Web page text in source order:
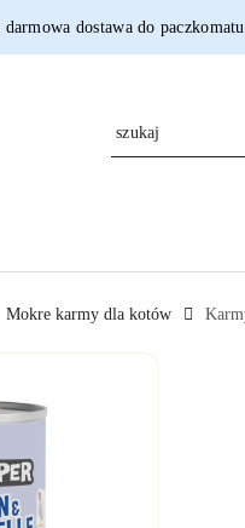
dostawa do
Mokre karmy dla kotów